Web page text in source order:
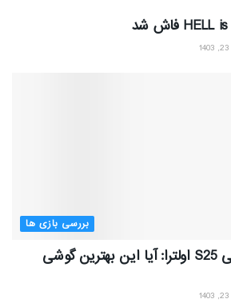
بررسی بازی ها
تکفارس؛ بررسی گلکسی S25 اولترا: آیا این بهترین گوشی